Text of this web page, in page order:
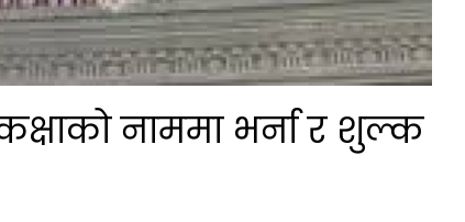
नाममा भर्ना र शुल्क